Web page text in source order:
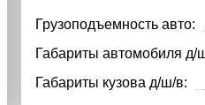
Грузоподъемность авто:
Габариты автомобиля д/
Габариты кузова д/ш/в: